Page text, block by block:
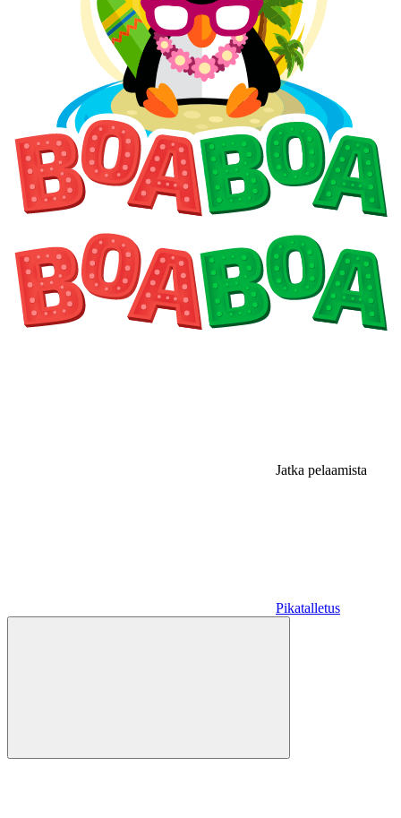
Jatka pelaamista
Pikatalletus